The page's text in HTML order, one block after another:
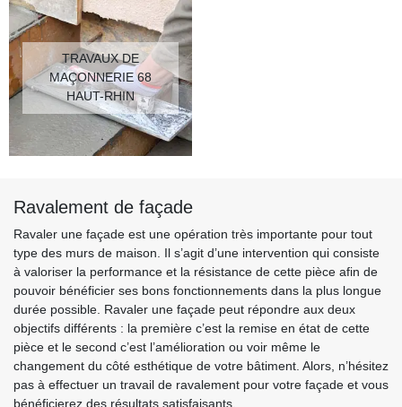
TRAVAUX DE
MAÇONNERIE 68
HAUT-RHIN
Ravalement de façade
Ravaler une façade est une opération très importante pour tout
type des murs de maison. Il s’agit d’une intervention qui consiste
à valoriser la performance et la résistance de cette pièce afin de
pouvoir bénéficier ses bons fonctionnements dans la plus longue
durée possible. Ravaler une façade peut répondre aux deux
objectifs différents : la première c’est la remise en état de cette
pièce et le second c’est l’amélioration ou voir même le
changement du côté esthétique de votre bâtiment. Alors, n’hésitez
pas à effectuer un travail de ravalement pour votre façade et vous
bénéficierez des résultats satisfaisants.